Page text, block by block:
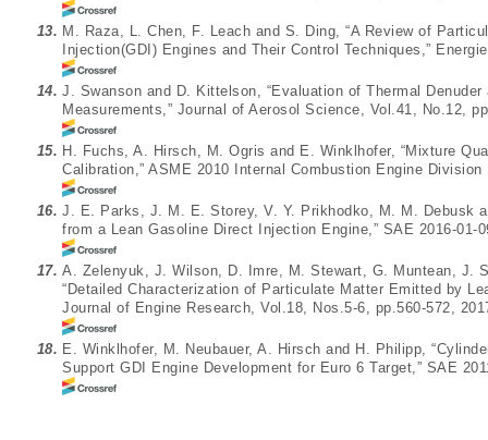
13. M. Raza, L. Chen, F. Leach and S. Ding, “A Review of
Injection(GDI) Engines and Their Control Techniques,”
14. J. Swanson and D. Kittelson, “Evaluation of Thermal
Measurements,” Journal of Aerosol Science, Vol.41, No.12,
15. H. Fuchs, A. Hirsch, M. Ogris and E. Winklhofer, “Mixture
Calibration,” ASME 2010 Internal Combustion Engine
16. J. E. Parks, J. M. E. Storey, V. Y. Prikhodko, M. M. Debusk
from a Lean Gasoline Direct Injection Engine,” SAE 2016-01-
17. A. Zelenyuk, J. Wilson, D. Imre, M. Stewart, G. Muntean, J.
“Detailed Characterization of Particulate Matter Emitted by
Journal of Engine Research, Vol.18, Nos.5-6, pp.560-572,
18. E. Winklhofer, M. Neubauer, A. Hirsch and H. Philipp,
Support GDI Engine Development for Euro 6 Target,” SAE